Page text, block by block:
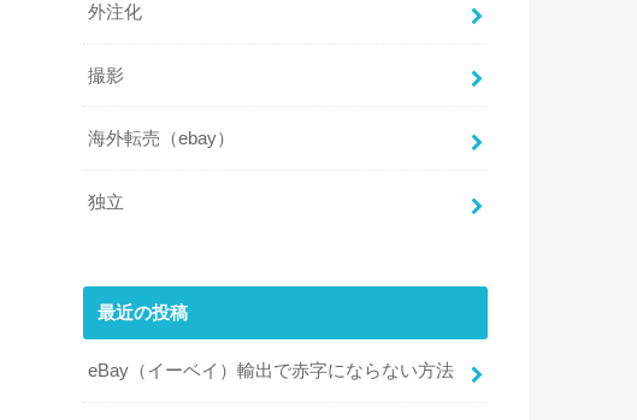
外注化
撮影
海外転売（ebay）
独立
最近の投稿
eBay（イーベイ）輸出で赤字にならない方法